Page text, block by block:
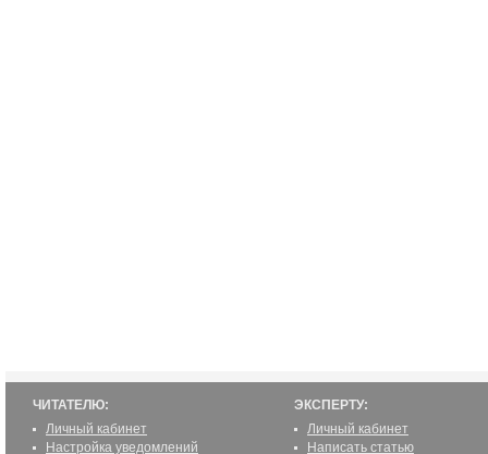
ЧИТАТЕЛЮ:
Личный кабинет
Настройка уведомлений
ЭКСПЕРТУ:
Личный кабинет
Написать статью